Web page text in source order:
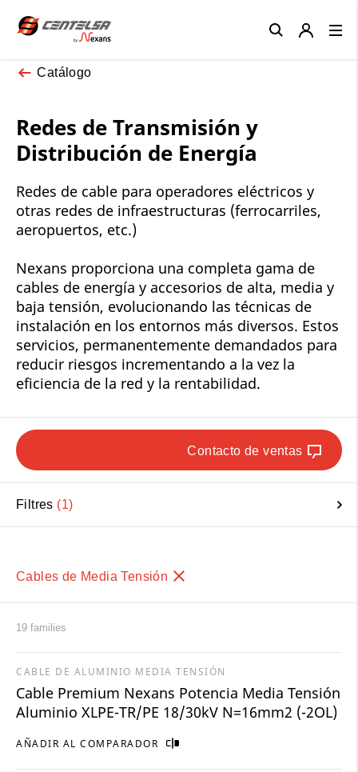
Catálogo
Redes de Transmisión y
Distribución de Energía
Redes de cable para operadores eléctricos y
otras redes de infraestructuras (ferrocarriles,
aeropuertos, etc.)
Nexans proporciona una completa gama de
cables de energía y accesorios de alta, media y
baja tensión, evolucionando las técnicas de
instalación en los entornos más diversos. Estos
servicios, permanentemente demandados para
reducir riesgos incrementando a la vez la
eficiencia de la red y la rentabilidad.
Contacto de ventas
Filtres 1
Cables de Media Tensión
19 families
AÑADIR AL COMPARADOR
CABLE DE ALUMINIO MEDIA TENSIÓN
Cable Premium Nexans Potencia Media Tensión
Aluminio XLPE-TR/PE 18/30kV N=16mm2 (-2OL)
Close